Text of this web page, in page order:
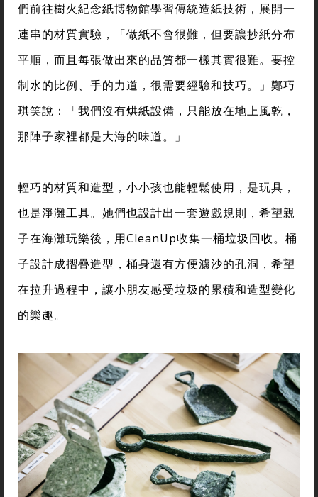
們前往樹火紀念紙博物館學習傳統造紙技術，展開一
連串的材質實驗，「做紙不會很難，但要讓抄紙分布
平順，而且每張做出來的品質都一樣其實很難。要控
制水的比例、手的力道，很需要經驗和技巧。」鄭巧
琪笑說：「我們沒有烘紙設備，只能放在地上風乾，
那陣子家裡都是大海的味道。」
輕巧的材質和造型，小小孩也能輕鬆使用，是玩具，
也是淨灘工具。她們也設計出一套遊戲規則，希望親
子在海灘玩樂後，用CleanUp收集一桶垃圾回收。桶
子設計成摺疊造型，桶身還有方便濾沙的孔洞，希望
在拉升過程中，讓小朋友感受垃圾的累積和造型變化
的樂趣。